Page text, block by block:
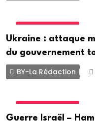
Ukraine : attaque
du gouvernement
BY-La Rédaction
Guerre Israël –